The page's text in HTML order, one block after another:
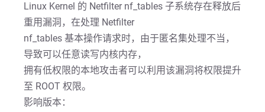
Linux Kernel 的 Netfilter nf_tables 子系统存在释放后
重用漏洞，在处理 Netfilter
nf_tables 基本操作请求时，由于匿名集处理不当，
导致可以任意读写内核内存，
拥有低权限的本地攻击者可以利用该漏洞将权限提升
至 ROOT 权限。
影响版本：